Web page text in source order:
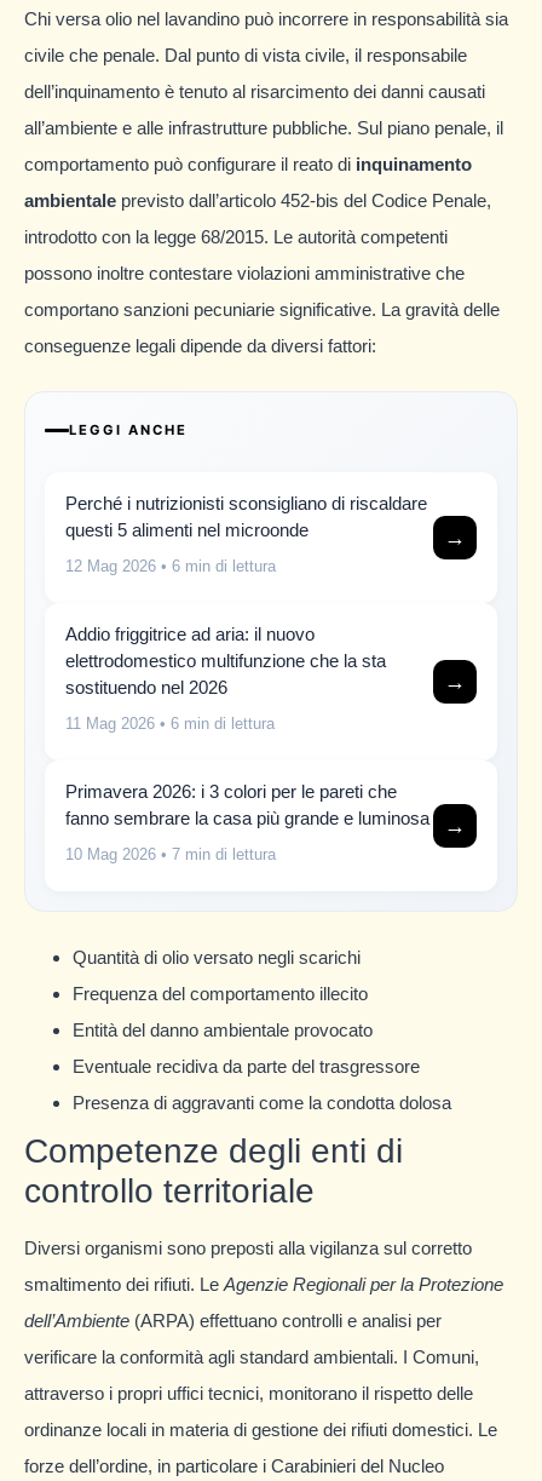
Chi versa olio nel lavandino può incorrere in responsabilità sia
civile che penale. Dal punto di vista civile, il responsabile
dell’inquinamento è tenuto al risarcimento dei danni causati
all’ambiente e alle infrastrutture pubbliche. Sul piano penale, il
comportamento può configurare il reato di inquinamento
ambientale previsto dall’articolo 452-bis del Codice Penale,
introdotto con la legge 68/2015. Le autorità competenti
possono inoltre contestare violazioni amministrative che
comportano sanzioni pecuniarie significative. La gravità delle
conseguenze legali dipende da diversi fattori:
LEGGI ANCHE
Perché i nutrizionisti sconsigliano di riscaldare
questi 5 alimenti nel microonde
12 Mag 2026 • 6 min di lettura
→
Addio friggitrice ad aria: il nuovo
elettrodomestico multifunzione che la sta
sostituendo nel 2026
11 Mag 2026 • 6 min di lettura
→
Primavera 2026: i 3 colori per le pareti che
fanno sembrare la casa più grande e luminosa
10 Mag 2026 • 7 min di lettura
→
Quantità di olio versato negli scarichi
Frequenza del comportamento illecito
Entità del danno ambientale provocato
Eventuale recidiva da parte del trasgressore
Presenza di aggravanti come la condotta dolosa
Competenze degli enti di
controllo territoriale
Diversi organismi sono preposti alla vigilanza sul corretto
smaltimento dei rifiuti. Le Agenzie Regionali per la Protezione
dell’Ambiente (ARPA) effettuano controlli e analisi per
verificare la conformità agli standard ambientali. I Comuni,
attraverso i propri uffici tecnici, monitorano il rispetto delle
ordinanze locali in materia di gestione dei rifiuti domestici. Le
forze dell’ordine, in particolare i Carabinieri del Nucleo